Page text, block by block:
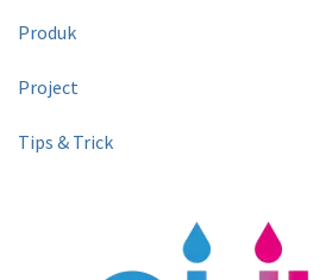
Produk
Project
Tips & Trick